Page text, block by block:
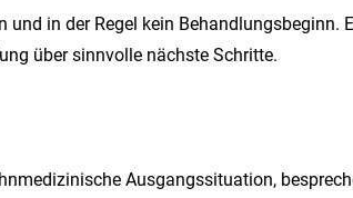
in der Regel kein
über sinnvolle nächste Schritte.
Ausgangssituation,